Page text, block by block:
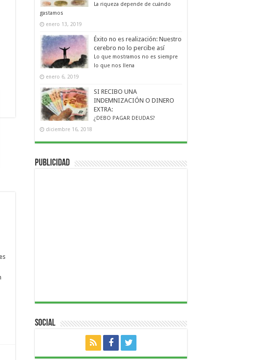
La riqueza depende de cuándo
gastamos
enero 13, 2019
Éxito no es realización: Nuestro
cerebro no lo percibe así
Lo que mostramos no es siempre
lo que nos llena
enero 6, 2019
SI RECIBO UNA
INDEMNIZACIÓN O DINERO
EXTRA:
¿DEBO PAGAR DEUDAS?
diciembre 16, 2018
Publicidad
Social